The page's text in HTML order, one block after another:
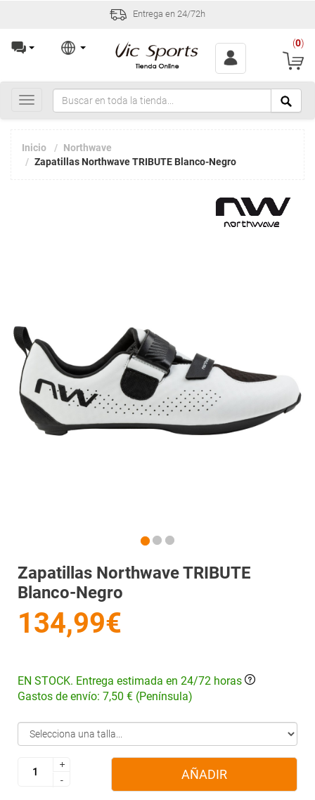
(0)
Toggle
navigation
Inicio
Northwave
Zapatillas Northwave TRIBUTE Blanco-Negro
Zapatillas Northwave TRIBUTE
Blanco-Negro
134,99€
EN STOCK. Entrega estimada en 24/72 horas
Gastos de envío: 7,50 € (Península)
+
-
+
-
AÑADIR